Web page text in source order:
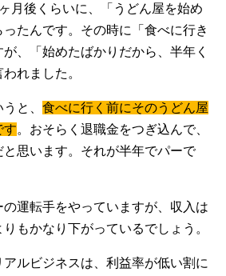
月後くらいに、「うどん屋を始め
たんです。その時に「食べに行き
、「始めたばかりだから、半年く
れました。
と、 食べに行く前にそのうどん屋
す。おそらく退職金をつぎ込んで、
と思います。それが半年でパーで
運転手をやっていますが、収入は
もかなり下がっているでしょう。
ルビジネスは、利益率が低い割に